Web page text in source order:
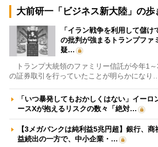
大前研一「ビジネス新大陸」の歩
「イラン戦争を利用して儲け
の批判が強まるトランプファ
疑…
トランプ大統領のファミリー信託が今年1
の証券取引を行っていたことが明らかになり…
「いつ暴発してもおかしくはない」イーロ
ースXが抱えるリスクの数々「絶対…
【3メガバンクは純利益5兆円超】銀行、
益続出の一方で、中小企業・…